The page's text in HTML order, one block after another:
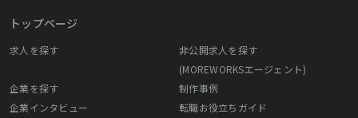
トップページ
求人を探す
非公開求人を探す
(MOREWORKSエージェント)
企業を探す
制作事例
企業インタビュー
転職お役立ちガイド